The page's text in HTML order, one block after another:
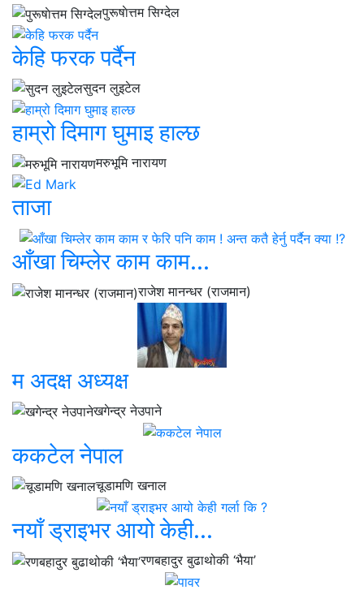
पुरूषाेत्तम सिग्देल
केहि फरक पर्दैन
सुदन लुइटेल
हाम्रो दिमाग घुमाइ हाल्छ
मरुभूमि नारायण
ताजा
आँखा चिम्लेर काम काम...
राजेश मानन्धर (राजमान)
म अदक्ष अध्यक्ष
खगेन्द्र नेउपाने
ककटेल नेपाल
चूडामणि खनाल
नयाँ ड्राइभर आयो केही...
रणबहादुर बुढाथोकी ‘भैया’